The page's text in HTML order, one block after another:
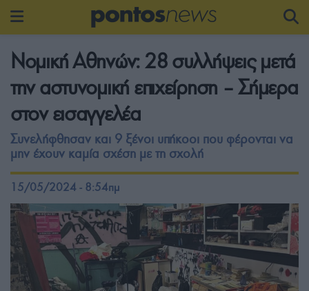
Νομική Αθηνών: 28 συλλήψεις μετά
την αστυνομική επιχείρηση – Σήμερα
στον εισαγγελέα
Συνελήφθησαν και 9 ξένοι υπήκοοι που φέρονται να
μην έχουν καμία σχέση με τη σχολή
15/05/2024 - 8:54πμ